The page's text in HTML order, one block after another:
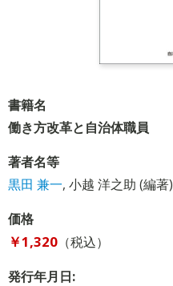
書籍名
働き方改革と自治体職員
著者名等
黒田 兼一, 小越 洋之助 (編著)
価格
￥1,320（税込）
発行年月日: